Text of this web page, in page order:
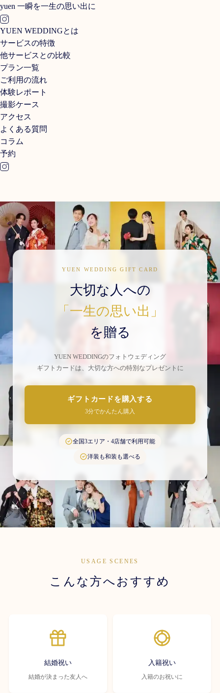
yuen 一瞬を一生の思い出に
YUEN WEDDINGとは
サービスの特徴
他サービスとの比較
プラン一覧
ご利用の流れ
体験レポート
撮影ケース
アクセス
よくある質問
コラム
予約
YUEN WEDDING GIFT CARD
大切な人への
「一生の思い出」
を贈る
YUEN WEDDINGのフォトウェディング
ギフトカードは、大切な方への特別なプレゼントに
ギフトカードを購入する
3分でかんたん購入
全国3エリア・4店舗で利用可能
洋装も和装も選べる
USAGE SCENES
こんな方へおすすめ
結婚祝い
結婚が決まった友人へ
入籍祝い
入籍のお祝いに